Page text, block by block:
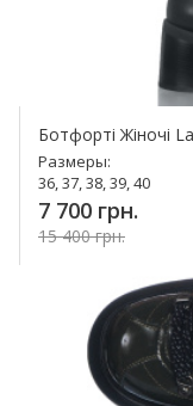
Ботфорті Жіночі
Размеры:
36, 37, 38, 39, 40
7 700 грн.
15 400 грн.